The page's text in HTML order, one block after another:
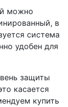
можно
в
система
удобен для
защиты
касается
купить